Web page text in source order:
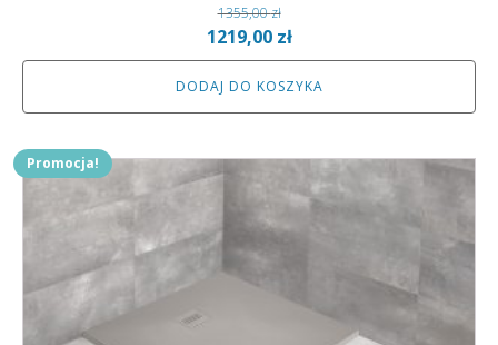
1355,00zł
Pierwotna
cena
wynosiła:
1355,00 zł.
1219,00 złAktualna
cena
wynosi:
1219,00 zł.
DODAJ DO KOSZYKA
Promocja!